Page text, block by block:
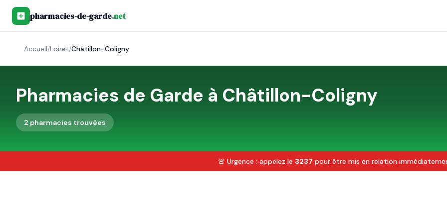
pharmacies-de-garde.net
Accueil/Loiret/Châtillon-Coligny
Pharmacies de Garde à Châtillon-Coligny
2 pharmacies trouvées
🚨 Urgence : appelez le 3237 pour être mis en relation